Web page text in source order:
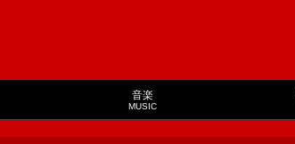
音楽
MUSIC